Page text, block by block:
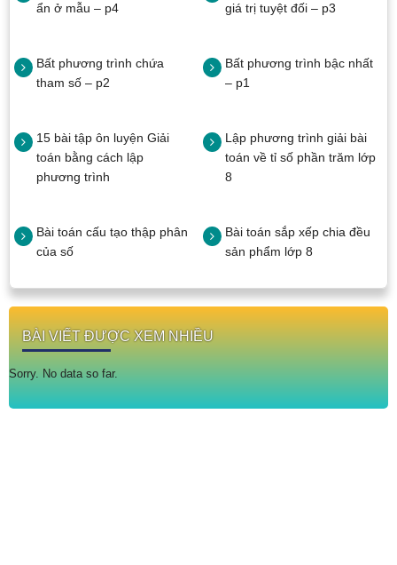
ẩn ở mẫu – p4
giá trị tuyệt đối – p3
Bất phương trình chứa
tham số – p2
Bất phương trình bậc nhất
– p1
15 bài tập ôn luyện Giải
toán bằng cách lập
phương trình
Lập phương trình giải bài
toán về tỉ số phần trăm lớp
8
Bài toán cấu tạo thập phân
của số
Bài toán sắp xếp chia đều
sản phẩm lớp 8
BÀI VIẾT ĐƯỢC XEM NHIỀU
Sorry. No data so far.